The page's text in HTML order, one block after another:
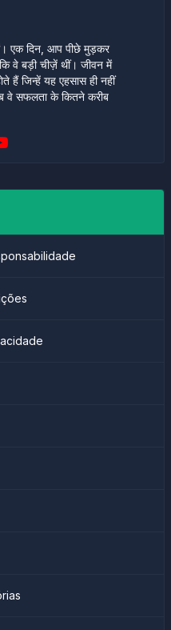
एक दिन, आप पीछे मुड़कर
बड़ी चीज़ें थीं। जीवन में
हैं जिन्हें यह एहसास ही नहीं
वे सफलता के कितने करीब